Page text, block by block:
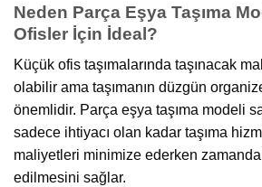
Neden Parça Eşya Taşıma
Ofisler İçin İdeal?
Küçük ofis taşımalarında taşınacak
olabilir ama taşımanın düzgün
önemlidir. Parça eşya taşıma modeli
sadece ihtiyacı olan kadar taşıma
maliyetleri minimize ederken
edilmesini sağlar.